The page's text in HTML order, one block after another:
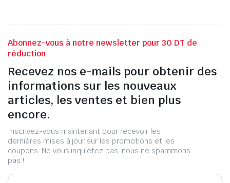
Abonnez-vous à notre newsletter pour 30 DT de
réduction
Recevez nos e-mails pour obtenir des
informations sur les nouveaux
articles, les ventes et bien plus
encore.
Inscrivez-vous maintenant pour recevoir les
dernières mises à jour sur les promotions et les
coupons. Ne vous inquiétez pas, nous ne spammons
pas !